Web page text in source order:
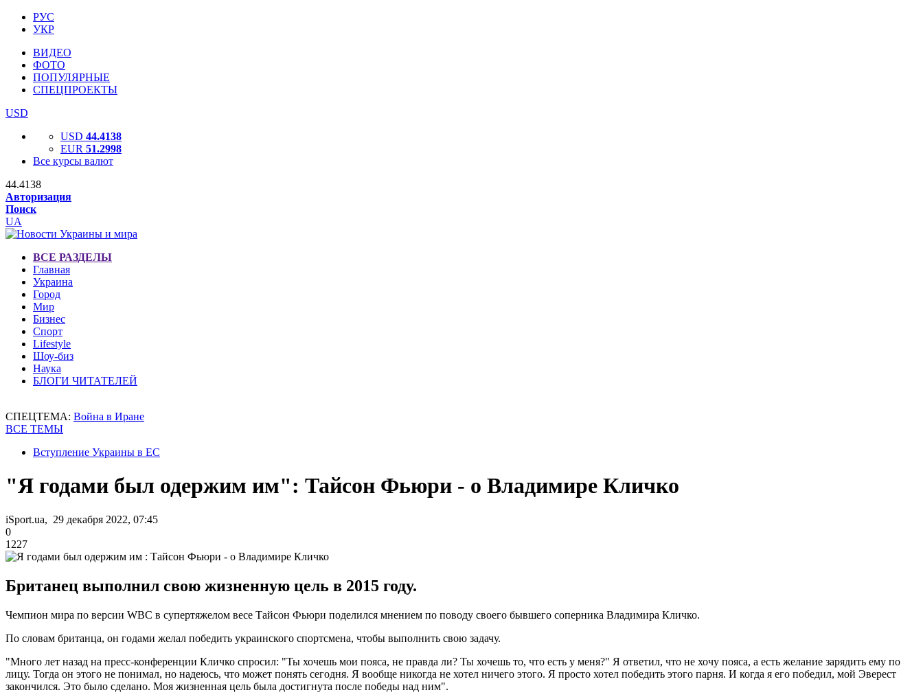
РУС
УКР
ВИДЕО
ФОТО
ПОПУЛЯРНЫЕ
СПЕЦПРОЕКТЫ
USD
USD 44.4138
EUR 51.2998
Все курсы валют
44.4138
Авторизация
Поиск
UA
ВСЕ РАЗДЕЛЫ
Главная
Украина
Город
Мир
Бизнес
Спорт
Lifestyle
Шоу-биз
Наука
БЛОГИ ЧИТАТЕЛЕЙ
СПЕЦТЕМА: Война в Иране
ВСЕ ТЕМЫ
Вступление Украины в ЕС
"Я годами был одержим им": Тайсон Фьюри - о Владимире Кличко
iSport.ua, 29 декабря 2022, 07:45
0
1227
Британец выполнил свою жизненную цель в 2015 году.
Чемпион мира по версии WBC в супертяжелом весе Тайсон Фьюри поделился мнением по поводу своего бывшего соперника Владимира Кличко.
По словам британца, он годами желал победить украинского спортсмена, чтобы выполнить свою задачу.
"Много лет назад на пресс-конференции Кличко спросил: "Ты хочешь мои пояса, не правда ли? Ты хочешь то, что есть у меня?" Я ответил, что не хочу пояса, а есть желание зарядить ему по
лицу. Тогда он этого не понимал, но надеюсь, что может понять сегодня. Я вообще никогда не хотел ничего этого. Я просто хотел победить этого парня. И когда я его победил, мой Эверест
закончился. Это было сделано. Моя жизненная цель была достигнута после победы над ним".